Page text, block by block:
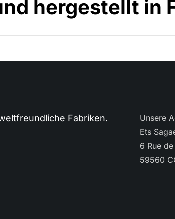
hergestellt in
Fabriken.
Unsere
Ets
6 Rue
59560